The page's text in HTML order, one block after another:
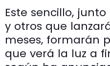
Este sencillo,
y otros que
meses, formarán
que verá la luz a